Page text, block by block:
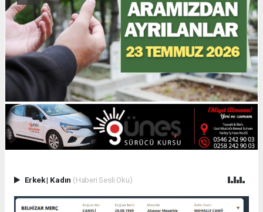
Erkek| Kadın (Haberi Sesli Oku)